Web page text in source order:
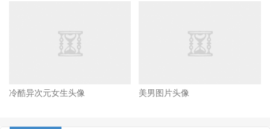
冷酷异次元女生头像 美男图片头像